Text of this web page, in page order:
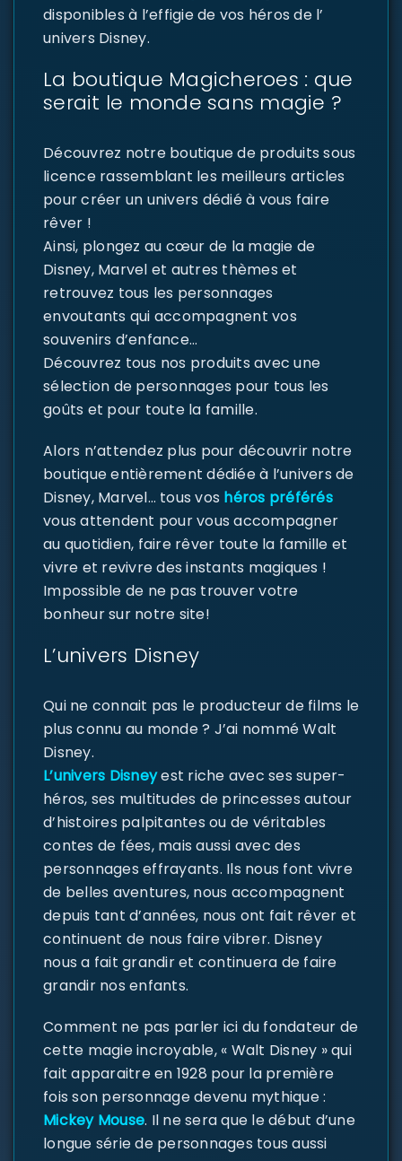
disponibles à l’effigie de vos héros de l’
univers Disney.
La boutique Magicheroes : que
serait le monde sans magie ?
Découvrez notre boutique de produits sous
licence rassemblant les meilleurs articles
pour créer un univers dédié à vous faire
rêver !
Ainsi, plongez au cœur de la magie de
Disney, Marvel et autres thèmes et
retrouvez tous les personnages
envoutants qui accompagnent vos
souvenirs d’enfance…
Découvrez tous nos produits avec une
sélection de personnages pour tous les
goûts et pour toute la famille.
Alors n’attendez plus pour découvrir notre
boutique entièrement dédiée à l’univers de
Disney, Marvel… tous vos héros préférés
vous attendent pour vous accompagner
au quotidien, faire rêver toute la famille et
vivre et revivre des instants magiques !
Impossible de ne pas trouver votre
bonheur sur notre site!
L’univers Disney
Qui ne connait pas le producteur de films le
plus connu au monde ? J’ai nommé Walt
Disney.
L’univers Disneyest riche avec ses super-
héros, ses multitudes de princesses autour
d’histoires palpitantes ou de véritables
contes de fées, mais aussi avec des
personnages effrayants. Ils nous font vivre
de belles aventures, nous accompagnent
depuis tant d’années, nous ont fait rêver et
continuent de nous faire vibrer. Disney
nous a fait grandir et continuera de faire
grandir nos enfants.
Comment ne pas parler ici du fondateur de
cette magie incroyable, « Walt Disney » qui
fait apparaitre en 1928 pour la première
fois son personnage devenu mythique :
Mickey Mouse. Il ne sera que le début d’une
longue série de personnages tous aussi